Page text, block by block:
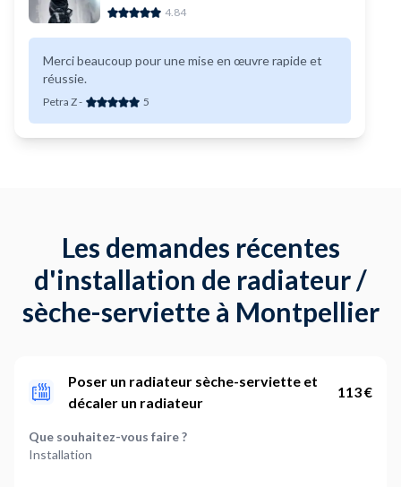
4.84
Merci beaucoup pour une mise en œuvre rapide et
réussie.
Petra Z- 5
Les demandes récentes
d'installation de radiateur /
sèche-serviette à Montpellier
Poser un radiateur sèche-serviette et
décaler un radiateur
113 €
Que souhaitez-vous faire ?
Installation